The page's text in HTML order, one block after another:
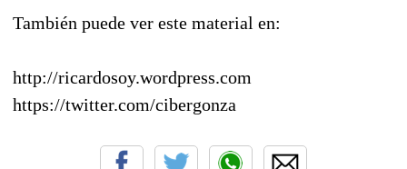
También puede ver este material en:
http://ricardosoy.wordpress.com
https://twitter.com/cibergonza